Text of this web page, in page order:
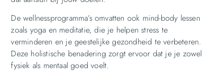
De wellnessprogramma’s omvatten ook mind-body lessen
zoals yoga en meditatie, die je helpen stress te
verminderen en je geestelijke gezondheid te verbeteren.
Deze holistische benadering zorgt ervoor dat je je zowel
fysiek als mentaal goed voelt.